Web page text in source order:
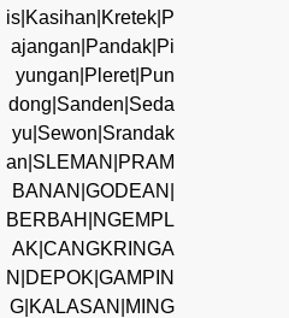
is|Kasihan|Kretek|P
ajangan|Pandak|Pi
yungan|Pleret|Pun
dong|Sanden|Seda
yu|Sewon|Srandak
an|SLEMAN|PRAM
BANAN|GODEAN|
BERBAH|NGEMPL
AK|CANGKRINGA
N|DEPOK|GAMPIN
G|KALASAN|MING